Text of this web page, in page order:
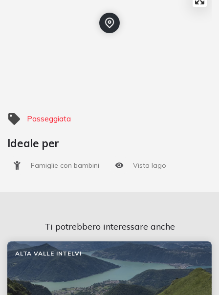
Passeggiata
Ideale per
Famiglie con bambini Vista lago
Ti potrebbero interessare anche
ALTA VALLE INTELVI